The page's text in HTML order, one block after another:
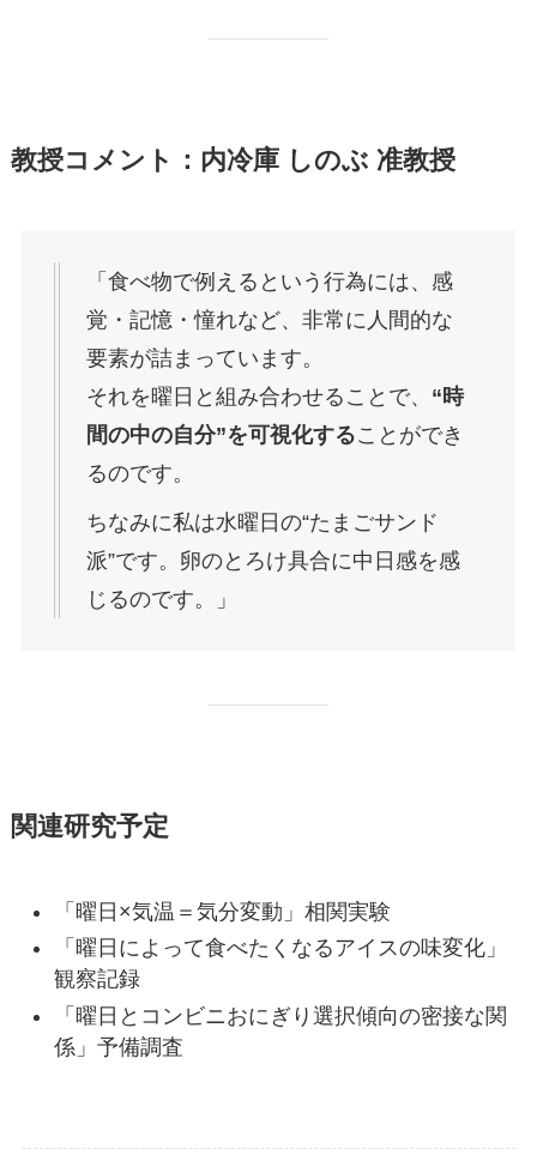
教授コメント：内冷庫 しのぶ 准教授
「食べ物で例えるという行為には、感
覚・記憶・憧れなど、非常に人間的な
要素が詰まっています。
それを曜日と組み合わせることで、 “時
間の中の自分”を可視化することができ
るのです。
ちなみに私は水曜日の“たまごサンド
派”です。卵のとろけ具合に中日感を感
じるのです。」
関連研究予定
「曜日×気温＝気分変動」相関実験
「曜日によって食べたくなるアイスの味変化」
観察記録
「曜日とコンビニおにぎり選択傾向の密接な関
係」予備調査